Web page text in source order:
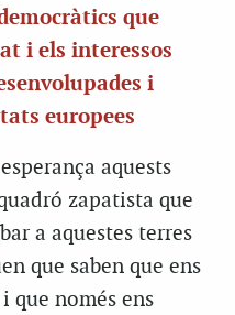
que
i els interessos
i
europees
aquests
zapatista que
a aquestes terres
que saben que ens
que només ens